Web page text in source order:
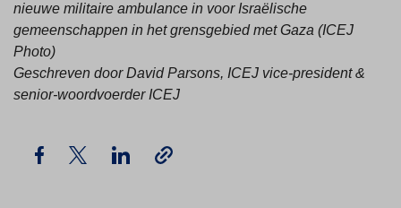
nieuwe militaire ambulance in voor Israëlische
gemeenschappen in het grensgebied met Gaza (ICEJ
Photo)
Geschreven door David Parsons, ICEJ vice-president &
senior-woordvoerder ICEJ